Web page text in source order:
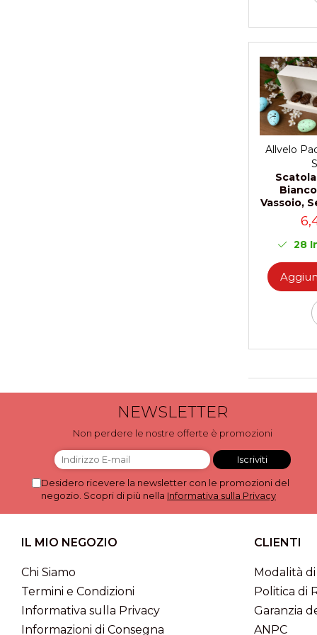
Allvelo
Vassoio,
28
NEWSLETTER
Non perdere le nostre offerte è promozioni
Desidero ricevere la newsletter con le promozioni del
negozio. Scopri di più nella Informativa sulla Privacy
IL MIO NEGOZIO
Chi Siamo
Termini e Condizioni
Informativa sulla Privacy
Informazioni di Consegna
CLIENTI
Modalità
Politica di
Garanzia
ANPC